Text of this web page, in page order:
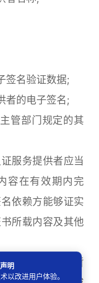
名验证数据;
的电子签名;
部门规定的其
务提供者应当
容在有效期内完
依赖方能够证实
所载内容及其他
务提供者拟暂
明
以改进用户体验。